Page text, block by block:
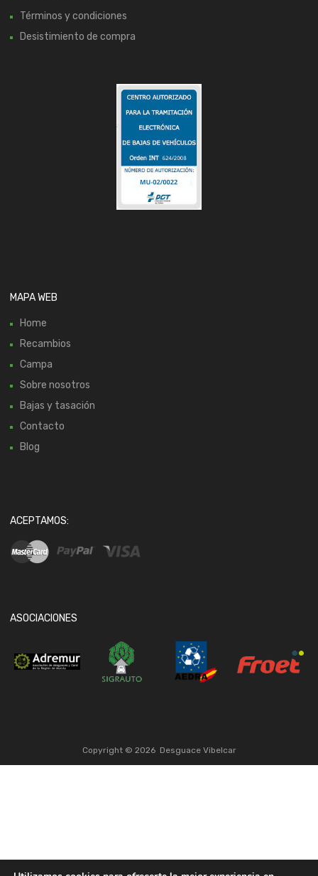
Términos y condiciones
Desistimiento de compra
MAPA WEB
Home
Recambios
Campa
Sobre nosotros
Bajas y tasación
Contacto
Blog
ACEPTAMOS:
ASOCIACIONES
Copyright © 2026 Desguace Vibelcar